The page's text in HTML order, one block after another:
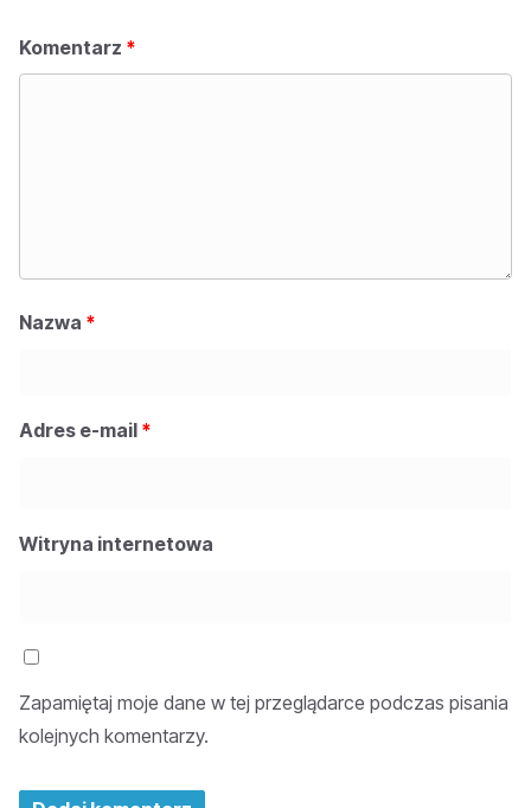
Komentarz *
Nazwa *
Adres e-mail *
Witryna internetowa
Zapamiętaj moje dane w tej przeglądarce podczas pisania
kolejnych komentarzy.